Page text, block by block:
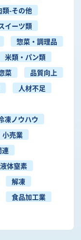
類-その他
イーツ類
惣菜・調理品
米類・パン類
菜
品質向上
人材不足
凍ノウハウ
小売業
連
液体窒素
解凍
食品加工業